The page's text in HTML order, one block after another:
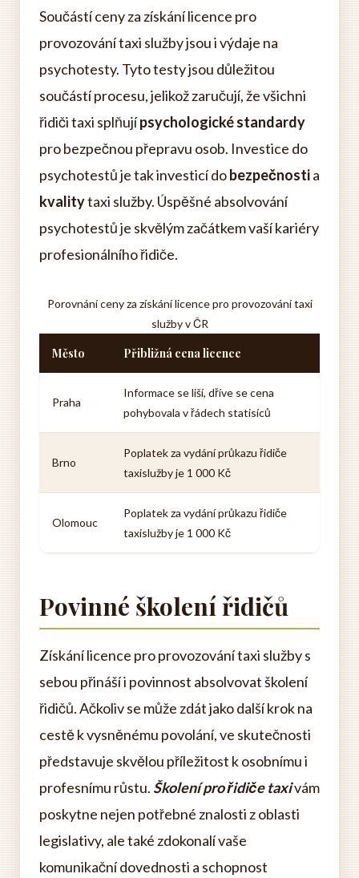
Součástí ceny za získání licence pro
provozování taxi služby jsou i výdaje na
psychotesty. Tyto testy jsou důležitou
součástí procesu, jelikož zaručují, že všichni
řidiči taxi splňujípsychologické standardy
pro bezpečnou přepravu osob. Investice do
psychotestů je tak investicí dobezpečnostia
kvalitytaxi služby. Úspěšné absolvování
psychotestů je skvělým začátkem vaší kariéry
profesionálního řidiče.
Porovnání ceny za získání licence pro provozování taxi
služby v ČR
Město Přibližná cena licence
Praha
Informace se liší, dříve se cena
pohybovala v řádech statisíců
Brno
Poplatek za vydání průkazu řidiče
taxislužby je 1 000 Kč
Olomouc
Poplatek za vydání průkazu řidiče
taxislužby je 1 000 Kč
Povinné školení řidičů
Získání licence pro provozování taxi služby s
sebou přináší i povinnost absolvovat školení
řidičů. Ačkoliv se může zdát jako další krok na
cestě k vysněnému povolání, ve skutečnosti
představuje skvělou příležitost k osobnímu i
profesnímu růstu. Školení pro řidiče taxivám
poskytne nejen potřebné znalosti z oblasti
legislativy, ale také zdokonalí vaše
komunikační dovednosti a schopnost